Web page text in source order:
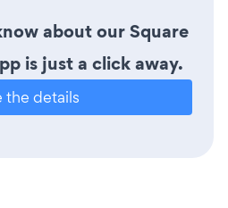
about our Square
is just a click away.
the details